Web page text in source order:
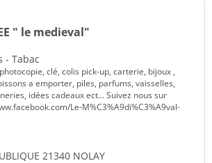
" le medieval"
- Tabac
clé, colis pick-up, carterie, bijoux ,
a emporter, piles, parfums, vaisselles,
idées cadeaux ect... Suivez nous sur
Le-M%C3%A9di%C3%A9val-
21340 NOLAY